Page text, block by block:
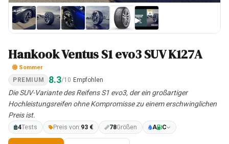
Hankook Ventus S1 evo3 SUV K127A
Sommer
PREMIUM 8.3/10 Empfohlen
Die SUV-Variante des Reifens S1 evo3, der ein großartiger
Hochleistungsreifen ohne Kompromisse zu einem erschwinglichen
Preis ist.
4Tests Preis von:93 € 78Größen A C